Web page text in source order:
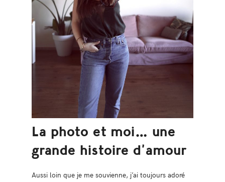
La photo et moi… une
grande histoire d’amour
Aussi loin que je me souvienne, j’ai toujours adoré